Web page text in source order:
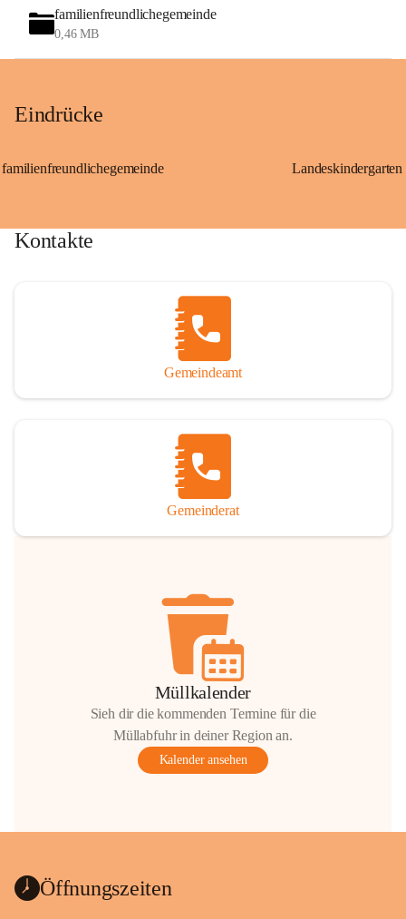
familienfreundlichegemeinde
0,46 MB
Eindrücke
familienfreundlichegemeinde
Kontakte
Gemeindeamt
Gemeinderat
Müllkalender
Sieh dir die kommenden Termine für die
Müllabfuhr in deiner Region an.
Kalender ansehen
Öffnungszeiten